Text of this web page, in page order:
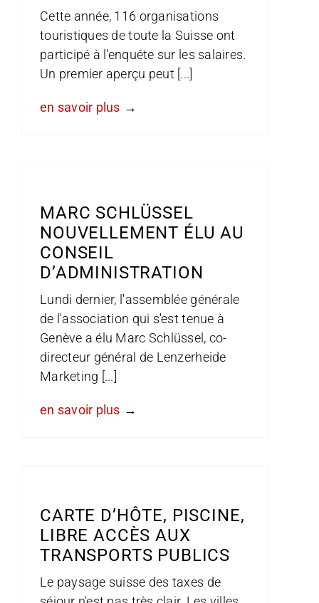
Cette année, 116 organisations
touristiques de toute la Suisse ont
participé à l'enquête sur les salaires.
Un premier aperçu peut [...]
en savoir plus
MARC SCHLÜSSEL
NOUVELLEMENT ÉLU AU
CONSEIL
D’ADMINISTRATION
Lundi dernier, l'assemblée générale
de l'association qui s'est tenue à
Genève a élu Marc Schlüssel, co-
directeur général de Lenzerheide
Marketing [...]
en savoir plus
CARTE D’HÔTE, PISCINE,
LIBRE ACCÈS AUX
TRANSPORTS PUBLICS
Le paysage suisse des taxes de